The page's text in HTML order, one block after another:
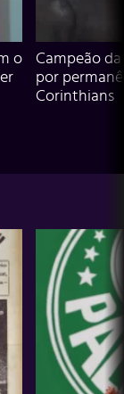
o
Campeão
por
Corinthians